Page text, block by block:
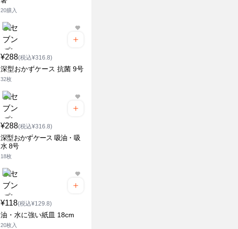
20膳入
¥288(税込¥316.8)
深型おかずケース 抗菌 9号
32枚
¥288(税込¥316.8)
深型おかずケース 吸油・吸
水 8号
18枚
¥118(税込¥129.8)
油・水に強い紙皿 18cm
20枚入